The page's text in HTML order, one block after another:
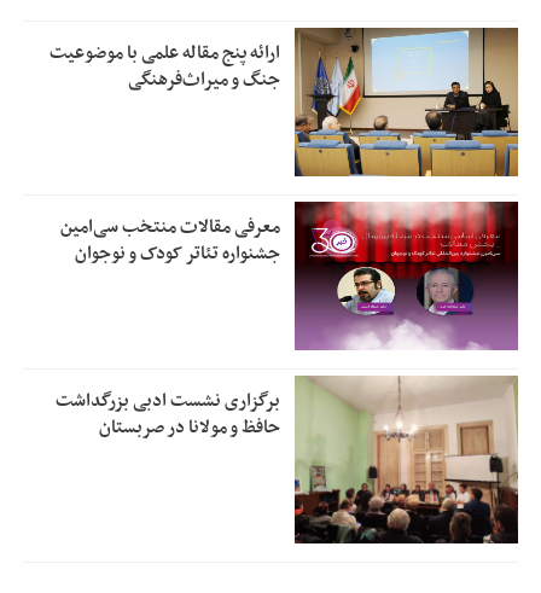
ارائه پنج مقاله علمی با موضوعیت
جنگ و میراث‌فرهنگی
معرفی مقالات منتخب سی‌امین
جشنواره تئاتر کودک و نوجوان
برگزاری نشست ادبی بزرگداشت
حافظ و مولانا در صربستان